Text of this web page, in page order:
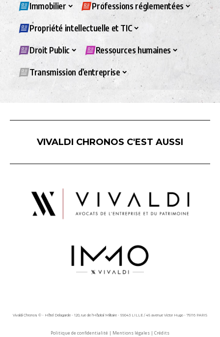
Immobilier Professions réglementées
Propriété intellectuelle et TIC
Droit Public Ressources humaines
Transmission d’entreprise
VIVALDI CHRONOS C'EST AUSSI
Vivaldi Chronos © - Hôtel Delagarde - 120, rue de l'Hôpital Militaire - 59043 LILLE / 45 avenue Victor Hugo - 75116 PARIS
Politique de confidentialité | Mentions légales | Crédits